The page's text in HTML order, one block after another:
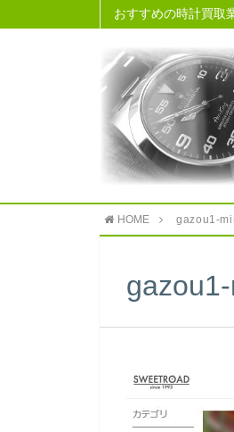
おすすめの時計買取
HOME gazou1-